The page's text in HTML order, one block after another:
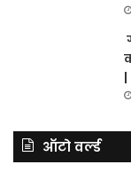
|
ऑटो वर्ल्ड